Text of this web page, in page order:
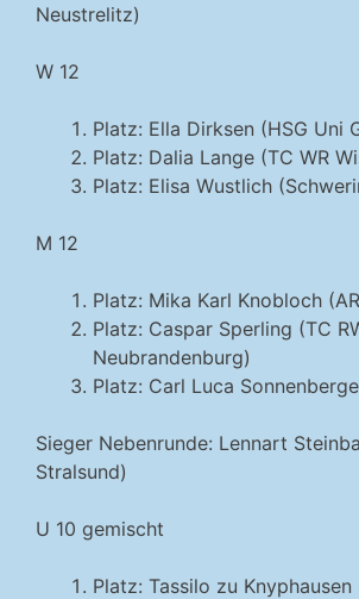
Neustrelitz)
W 12
Platz: Ella Dirksen (HSG Uni
Platz: Dalia Lange (TC WR
Platz: Elisa Wustlich
M 12
Platz: Mika Karl Knobloch
Platz: Caspar Sperling (TC
Neubrandenburg)
Platz: Carl Luca
Sieger Nebenrunde: Lennart
Stralsund)
U 10 gemischt
Platz: Tassilo zu Knyphausen